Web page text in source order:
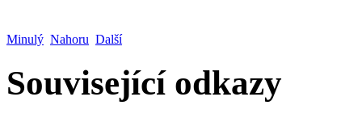
Minulý Nahoru Další
Související odkazy